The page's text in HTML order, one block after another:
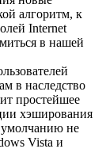
алгоритм, к
Internet
в нашей
в наследство
простейшее
хэширования
не
Vista и